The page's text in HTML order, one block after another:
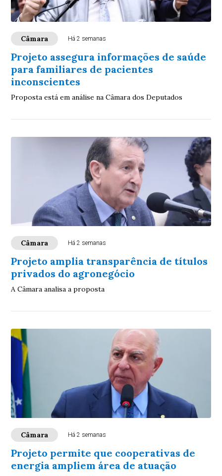
Câmara Há 2 semanas
Projeto assegura informações de saúde
para familiares de pacientes
inconscientes
Proposta está em análise na Câmara dos Deputados
Câmara Há 2 semanas
Projeto amplia transparência de títulos
privados do agronegócio
A Câmara analisa a proposta
Câmara Há 2 semanas
Projeto permite que cooperativas de
energia ampliem área de atuação